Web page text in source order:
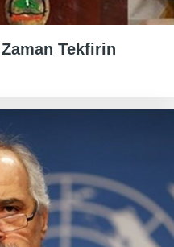
Tekfirin